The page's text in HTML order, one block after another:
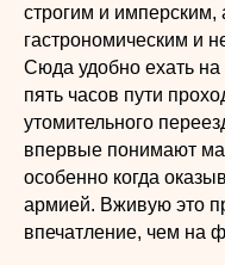
строгим и
гастрономическим и
Сюда удобно ехать
пять часов пути
утомительного
впервые понимают
особенно когда
армией. Вживую это
впечатление, чем на